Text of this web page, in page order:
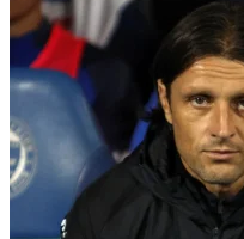
Milović: Trener ne bira uslove,
njih